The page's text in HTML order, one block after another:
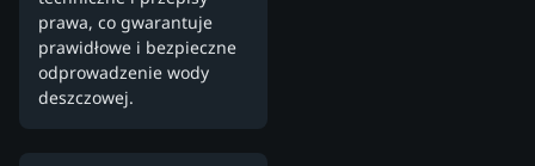
prawa, co gwarantuje
prawidłowe i bezpieczne
odprowadzenie wody
deszczowej.